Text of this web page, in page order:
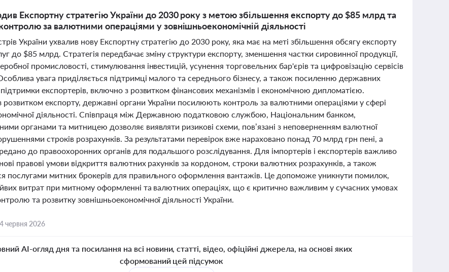
Експортну стратегію України до 2030 року з метою збільшення експорту до $85 млрд та
за валютними операціями у зовнішньоекономічній діяльності
України ухвалив нову Експортну стратегію до 2030 року, яка має на меті збільшення обсягу експорту
до $85 млрд. Стратегія передбачає зміну структури експорту, зменшення частки сировинної продукції,
промисловості, стимулювання інвестицій, усунення торговельних бар'єрів та цифровізацію сервісів
увага приділяється підтримці малого та середнього бізнесу, а також посиленню державних
підтримки експортерів, включно з розвитком фінансових механізмів і економічною дипломатією.
розвитком експорту, державні органи України посилюють контроль за валютними операціями у сфері
діяльності. Співпраця між Державною податковою службою, Національним банком,
органами та митницею дозволяє виявляти ризикові схеми, пов’язані з неповерненням валютної
строків розрахунків. За результатами перевірок вже нараховано понад 70 млрд грн пені, а
до правоохоронних органів для подальшого розслідування. Для імпортерів і експортерів важливо
правові умови відкриття валютних рахунків за кордоном, строки валютних розрахунків, а також
послугами митних брокерів для правильного оформлення вантажів. Це допоможе уникнути помилок,
витрат при митному оформленні та валютних операціях, що є критично важливим у сучасних умовах
та розвитку зовнішньоекономічної діяльності України.
червня 2026
AI-огляд дня та посилання на всі новини, статті, відео, офіційні джерела, на основі яких
сформований цей підсумок